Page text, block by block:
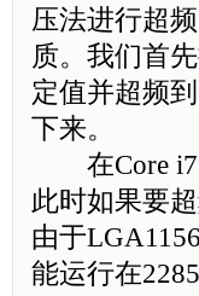
压法进行超
质。我们首
定值并超频
下来。
在Core i7
此时如果要
由于
能运行在